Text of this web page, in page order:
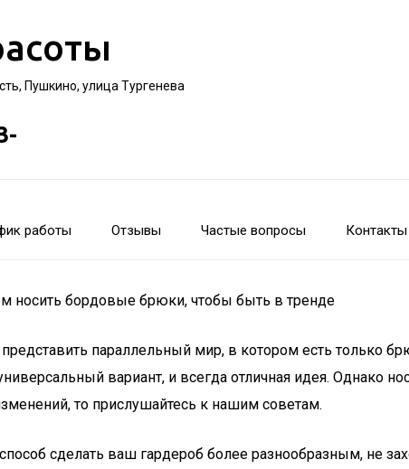
Пушкино, улица Тургенева
работы Отзывы Частые вопросы Контакты
носить бордовые брюки, чтобы быть в тренде
параллельный мир, в котором есть только
вариант, и всегда отличная идея. Однако
то прислушайтесь к нашим советам.
сделать ваш гардероб более разнообразным, не